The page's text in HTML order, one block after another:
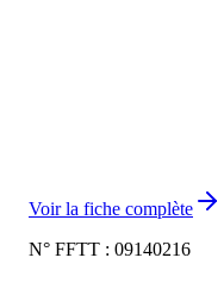
Voir la fiche complète
N° FFTT : 09140216